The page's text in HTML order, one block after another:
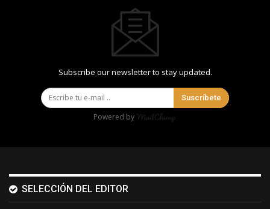
Subscribe our newsletter to stay updated.
Suscríbete
Powered by
SELECCIÓN DEL EDITOR